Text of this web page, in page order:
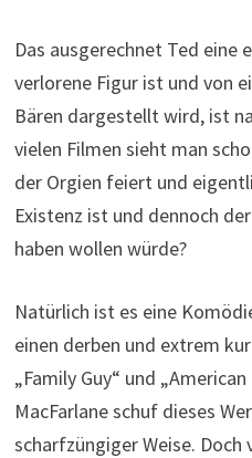
Das ausgerechnet Ted eine
verlorene Figur ist und von
Bären dargestellt wird, ist
vielen Filmen sieht man
der Orgien feiert und
Existenz ist und dennoch
haben wollen würde?
Natürlich ist es eine
einen derben und extrem
„Family Guy“ und
MacFarlane schuf dieses
scharfzüngiger Weise. Doch